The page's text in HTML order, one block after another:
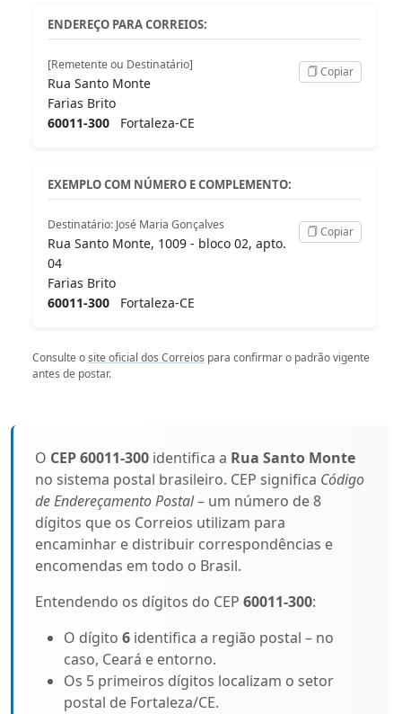
ENDEREÇO PARA CORREIOS:
[Remetente ou Destinatário]
Rua Santo Monte
Farias Brito
60011-300 Fortaleza-CE
Copiar
EXEMPLO COM NÚMERO E COMPLEMENTO:
Destinatário: José Maria Gonçalves
Rua Santo Monte, 1009 - bloco 02, apto.
04
Farias Brito
60011-300 Fortaleza-CE
Copiar
Consulte osite oficial dos Correios para confirmar o padrão vigente
antes de postar.
O CEP 60011-300 identifica a Rua Santo Monte
no sistema postal brasileiro. CEP significa Código
de Endereçamento Postal– um número de 8
dígitos que os Correios utilizam para
encaminhar e distribuir correspondências e
encomendas em todo o Brasil.
Entendendo os dígitos do CEP 60011-300:
O dígito 6 identifica a região postal – no
caso, Ceará e entorno.
Os 5 primeiros dígitos localizam o setor
postal de Fortaleza/CE.